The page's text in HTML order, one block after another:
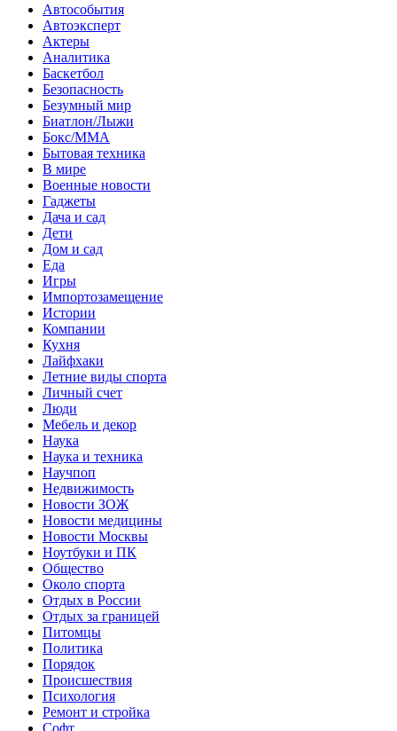
Автособытия
Автоэксперт
Актеры
Аналитика
Баскетбол
Безопасность
Безумный мир
Биатлон/Лыжи
Бокс/MMA
Бытовая техника
В мире
Военные новости
Гаджеты
Дача и сад
Дети
Дом и сад
Еда
Игры
Импортозамещение
Истории
Компании
Кухня
Лайфхаки
Летние виды спорта
Личный счет
Люди
Мебель и декор
Наука
Наука и техника
Научпоп
Недвижимость
Новости ЗОЖ
Новости медицины
Новости Москвы
Ноутбуки и ПК
Общество
Около спорта
Отдых в России
Отдых за границей
Питомцы
Политика
Порядок
Происшествия
Психология
Ремонт и стройка
Софт